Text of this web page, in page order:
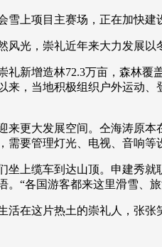
上项目主赛场，正在加快建
光，崇礼近年来大力发展以
增造林72.3万亩，森林覆盖
来，当地积极组织户外运动
更大发展空间。仝海涛原本
需要管理灯光、电视、音响
上缆车到达山顶。申建秀就
。“各国游客都来这里滑雪、
在这片热土的崇礼人，张